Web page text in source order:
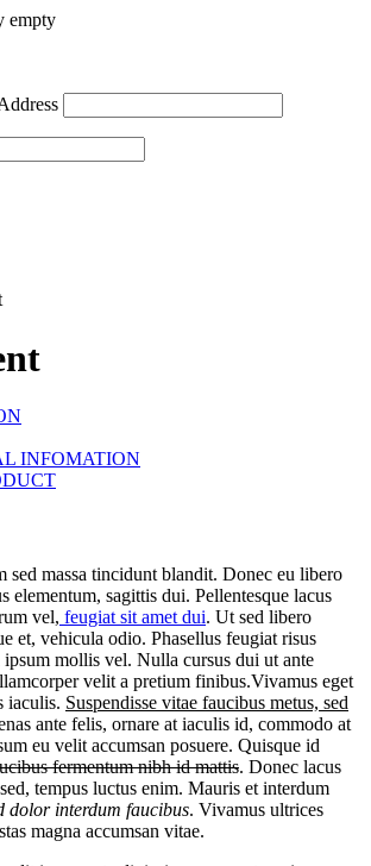
empty
INFOMATION
sed massa tincidunt blandit. Donec eu libero
elementum, sagittis dui. Pellentesque lacus
vel, feugiat sit amet dui. Ut sed libero
et, vehicula odio. Phasellus feugiat risus
ipsum mollis vel. Nulla cursus dui ut ante
velit a pretium finibus.Vivamus eget
iaculis. Suspendisse vitae faucibus metus, sed
ante felis, ornare at iaculis id, commodo at
eu velit accumsan posuere. Quisque id
fermentum nibh id mattis. Donec lacus
tempus luctus enim. Mauris et interdum
dolor interdum faucibus. Vivamus ultrices
magna accumsan vitae.